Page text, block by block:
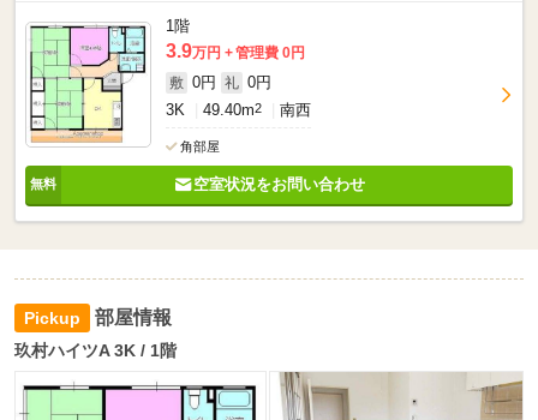
1階
3.9万円
管理費 0円
敷 0円 礼 0円
3K
49.40m2 南西
角部屋
空室状況をお問い合わせ
部屋情報
玖村ハイツA 3K / 1階